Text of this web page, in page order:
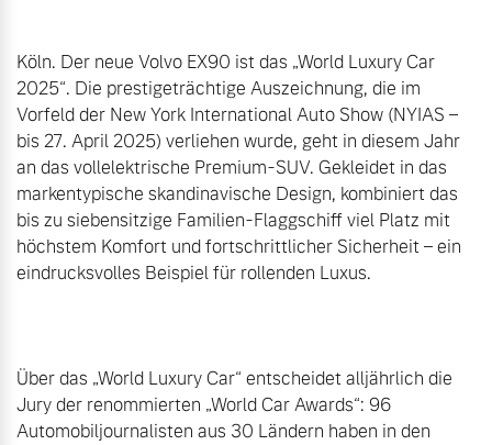
Köln. Der neue Volvo EX90 ist das „World Luxury Car
2025“. Die prestigeträchtige Auszeichnung, die im
Vorfeld der New York International Auto Show (NYIAS –
bis 27. April 2025) verliehen wurde, geht in diesem Jahr
an das vollelektrische Premium-SUV. Gekleidet in das
markentypische skandinavische Design, kombiniert das
bis zu siebensitzige Familien-Flaggschiff viel Platz mit
höchstem Komfort und fortschrittlicher Sicherheit – ein
eindrucksvolles Beispiel für rollenden Luxus.
Über das „World Luxury Car“ entscheidet alljährlich die
Jury der renommierten „World Car Awards“: 96
Automobiljournalisten aus 30 Ländern haben in den